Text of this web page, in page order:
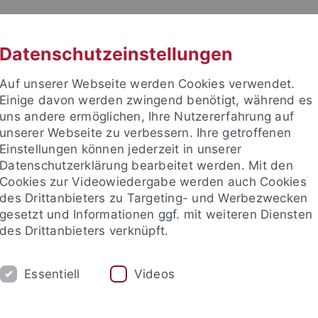
Datenschutzeinstellungen
Auf unserer Webseite werden Cookies verwendet.
Einige davon werden zwingend benötigt, während es
uns andere ermöglichen, Ihre Nutzererfahrung auf
unserer Webseite zu verbessern. Ihre getroffenen
Einstellungen können jederzeit in unserer
Datenschutzerklärung bearbeitet werden. Mit den
Cookies zur Videowiedergabe werden auch Cookies
des Drittanbieters zu Targeting- und Werbezwecken
gesetzt und Informationen ggf. mit weiteren Diensten
des Drittanbieters verknüpft.
Essentiell Videos